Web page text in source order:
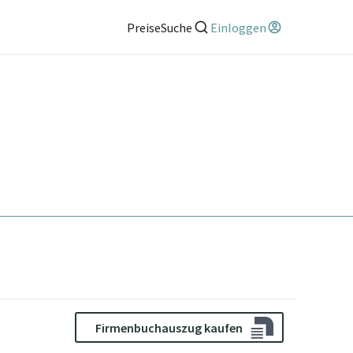
PreiseSuche Einloggen
Firmenbuchauszug kaufen